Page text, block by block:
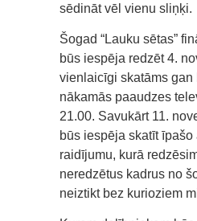
sēdināt vēl vienu sliņķi.
Šogad “Lauku sētas”
būs iespēja redzēt 4.
vienlaicīgi skatāms gan
nākamās paaudzes
21.00. Savukārt 11.
būs iespēja skatīt īpašo
raidījumu, kurā
neredzētus kadrus no
neiztikt bez kurioziem